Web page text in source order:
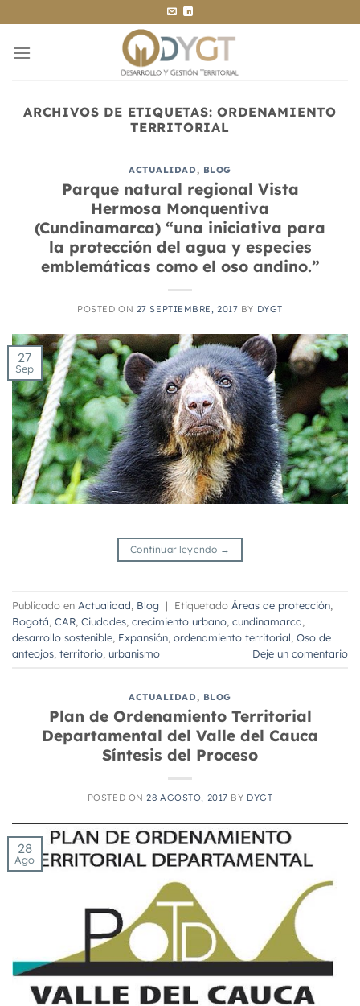
al
contenido
ARCHIVOS DE ETIQUETAS:ORDENAMIENTO
TERRITORIAL
ACTUALIDAD, BLOG
Parque natural regional Vista
Hermosa Monquentiva
(Cundinamarca) “una iniciativa para
la protección del agua y especies
emblemáticas como el oso andino.”
POSTED ON 27 SEPTIEMBRE, 2017 BY DYGT
27
Sep
Continuar leyendo →
Publicado en Actualidad Blog | Etiquetado Áreas de protección
Bogotá CAR Ciudades crecimiento urbano cundinamarca
desarrollo sostenible Expansión ordenamiento territorial Oso de
anteojos territorio urbanismo Deje un comentario
ACTUALIDAD, BLOG
Plan de Ordenamiento Territorial
Departamental del Valle del Cauca
Síntesis del Proceso
POSTED ON28 AGOSTO, 2017 BY DYGT
28
Ago